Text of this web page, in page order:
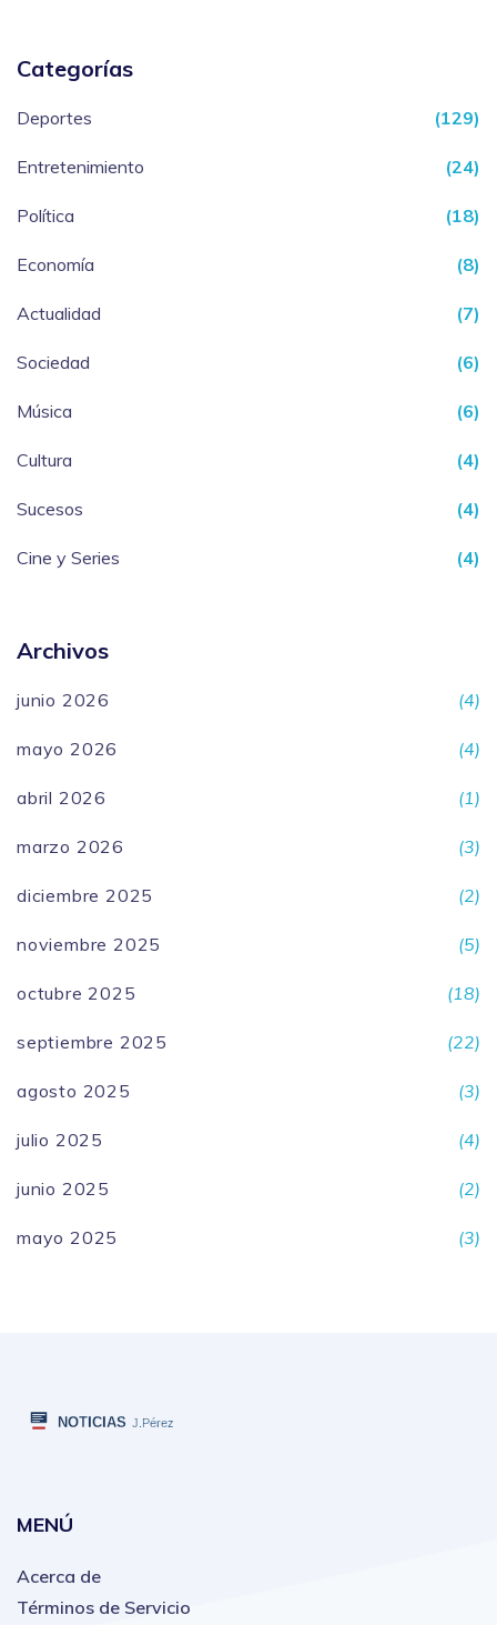
Categorías
Deportes (129)
Entretenimiento (24)
Política (18)
Economía (8)
Actualidad (7)
Sociedad (6)
Música (6)
Cultura (4)
Sucesos (4)
Cine y Series (4)
Archivos
junio 2026 (4)
mayo 2026 (4)
abril 2026 (1)
marzo 2026 (3)
diciembre 2025 (2)
noviembre 2025 (5)
octubre 2025 (18)
septiembre 2025 (22)
agosto 2025 (3)
julio 2025 (4)
junio 2025 (2)
mayo 2025 (3)
MENÚ
Acerca de
Términos de Servicio